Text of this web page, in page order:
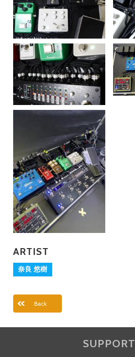
ARTIST
奈良 悠樹
Back
SUPPORT